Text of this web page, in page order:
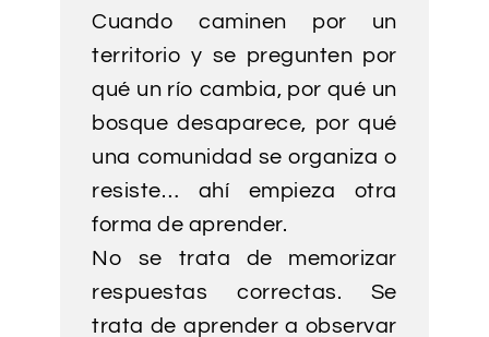
Cuando caminen por un
territorio y se pregunten por
qué un río cambia, por qué un
bosque desaparece, por qué
una comunidad se organiza o
resiste… ahí empieza otra
forma de aprender.
No se trata de memorizar
respuestas correctas. Se
trata de aprender a observar